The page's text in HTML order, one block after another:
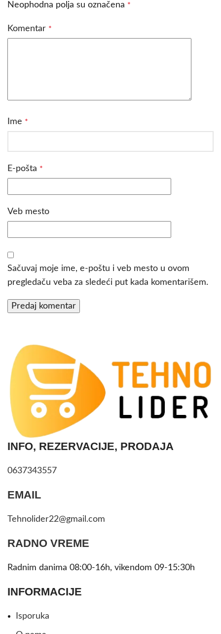
Neophodna polja su označena *
Komentar *
Ime *
E-pošta *
Veb mesto
Sačuvaj moje ime, e-poštu i veb mesto u ovom
pregledaču veba za sledeći put kada komentarišem.
INFO, REZERVACIJE, PRODAJA
0637343557
EMAIL
Tehnolider22@gmail.com
RADNO VREME
Radnim danima 08:00-16h, vikendom 09-15:30h
INFORMACIJE
Isporuka